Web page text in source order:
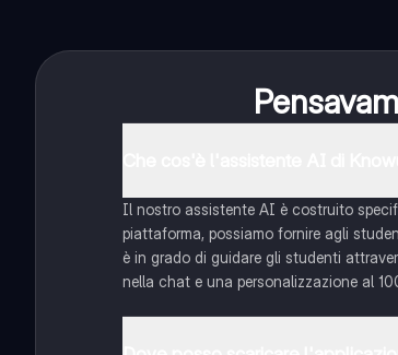
Il nostro assistente AI è costruito
piattaforma, possiamo fornire agli
è in grado di guidare gli studenti
nella chat e una personalizzazione al